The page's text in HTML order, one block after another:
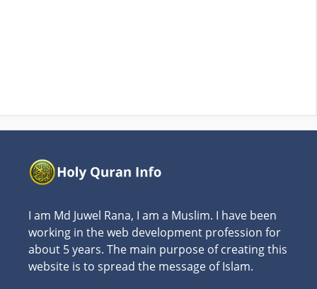
I am Md Juwel Rana, I am a Muslim. I have been
working in the web development profession for
about 5 years. The main purpose of creating this
website is to spread the message of Islam.